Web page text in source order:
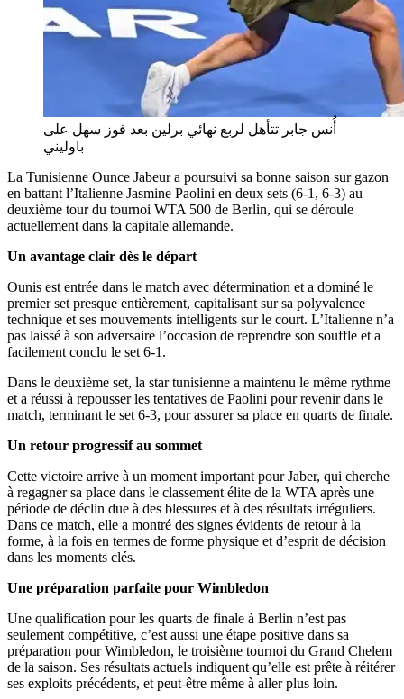
أُنس جابر تتأهل لربع نهائي برلين بعد فوز سهل على
باوليني
La Tunisienne Ounce Jabeur a poursuivi sa bonne saison sur gazon
en battant l’Italienne Jasmine Paolini en deux sets (6-1, 6-3) au
deuxième tour du tournoi WTA 500 de Berlin, qui se déroule
actuellement dans la capitale allemande.
Un avantage clair dès le départ
Ounis est entrée dans le match avec détermination et a dominé le
premier set presque entièrement, capitalisant sur sa polyvalence
technique et ses mouvements intelligents sur le court. L’Italienne n’a
pas laissé à son adversaire l’occasion de reprendre son souffle et a
facilement conclu le set 6-1.
Dans le deuxième set, la star tunisienne a maintenu le même rythme
et a réussi à repousser les tentatives de Paolini pour revenir dans le
match, terminant le set 6-3, pour assurer sa place en quarts de finale.
Un retour progressif au sommet
Cette victoire arrive à un moment important pour Jaber, qui cherche
à regagner sa place dans le classement élite de la WTA après une
période de déclin due à des blessures et à des résultats irréguliers.
Dans ce match, elle a montré des signes évidents de retour à la
forme, à la fois en termes de forme physique et d’esprit de décision
dans les moments clés.
Une préparation parfaite pour Wimbledon
Une qualification pour les quarts de finale à Berlin n’est pas
seulement compétitive, c’est aussi une étape positive dans sa
préparation pour Wimbledon, le troisième tournoi du Grand Chelem
de la saison. Ses résultats actuels indiquent qu’elle est prête à réitérer
ses exploits précédents, et peut-être même à aller plus loin.